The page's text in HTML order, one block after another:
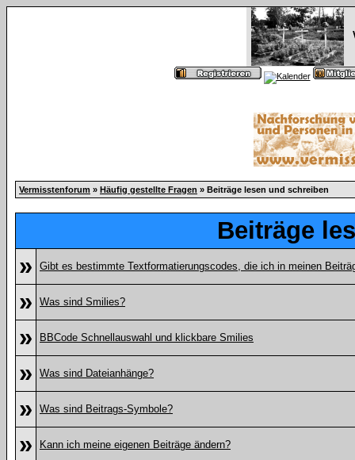
Vermisstenforum » Häufig gestellte Fragen » Beiträge lesen und schreiben
Beiträge
»
Gibt es bestimmte Textformatierungscodes, die ich in meinen
» Was sind Smilies?
» BBCode Schnellauswahl und klickbare Smilies
» Was sind Dateianhänge?
» Was sind Beitrags-Symbole?
» Kann ich meine eigenen Beiträge ändern?